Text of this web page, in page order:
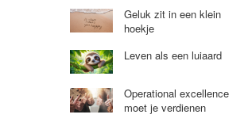
Geluk zit in een klein
hoekje
Leven als een luiaard
Operational excellence
moet je verdienen